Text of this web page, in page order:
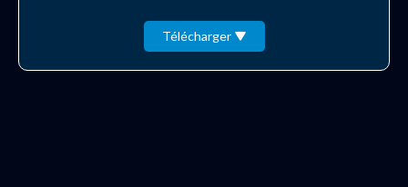
Télécharger